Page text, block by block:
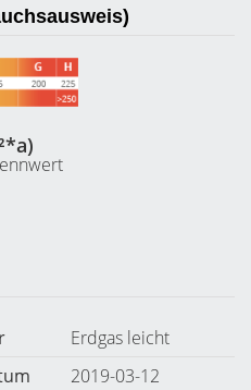
Erdgas leicht
2019-03-12